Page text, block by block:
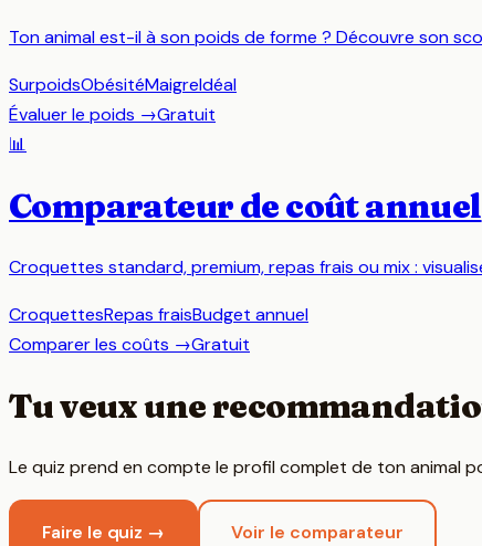
Ton animal est-il à son poids de forme ? Découvre son
SurpoidsObésitéMaigreIdéal
Évaluer le poids →Gratuit
📊
Comparateur de coût annuel
Croquettes standard, premium, repas frais ou mix :
CroquettesRepas fraisBudget annuel
Comparer les coûts →Gratuit
Tu veux une
Le quiz prend en compte le profil complet de ton animal
Faire le quiz → Voir le comparateur